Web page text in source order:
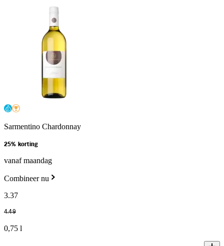
Sarmentino Chardonnay
25% korting
vanaf maandag
Combineer nu
3.37
4.49
0,75 l